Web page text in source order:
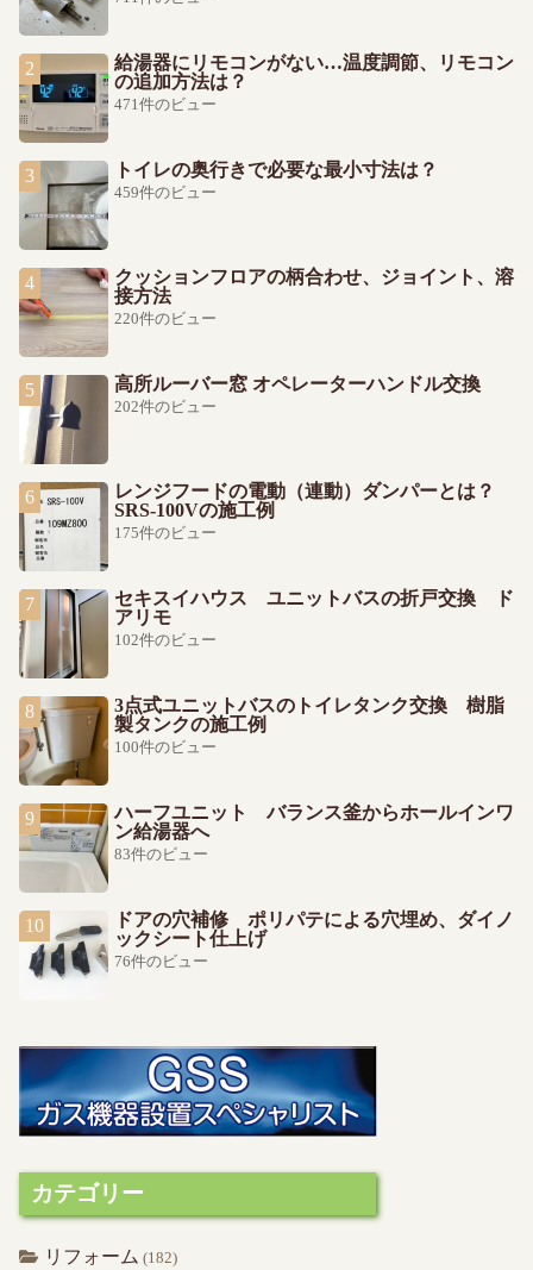
給湯器にリモコンがない…温度調節、リモコン
の追加方法は？
471件のビュー
トイレの奥行きで必要な最小寸法は？
459件のビュー
クッションフロアの柄合わせ、ジョイント、溶
接方法
220件のビュー
高所ルーバー窓 オペレーターハンドル交換
202件のビュー
レンジフードの電動（連動）ダンパーとは？
SRS-100Vの施工例
175件のビュー
セキスイハウス ユニットバスの折戸交換 ド
アリモ
102件のビュー
3点式ユニットバスのトイレタンク交換 樹脂
製タンクの施工例
100件のビュー
ハーフユニット バランス釜からホールインワ
ン給湯器へ
83件のビュー
ドアの穴補修 ポリパテによる穴埋め、ダイノ
ックシート仕上げ
76件のビュー
カテゴリー
リフォーム (182)